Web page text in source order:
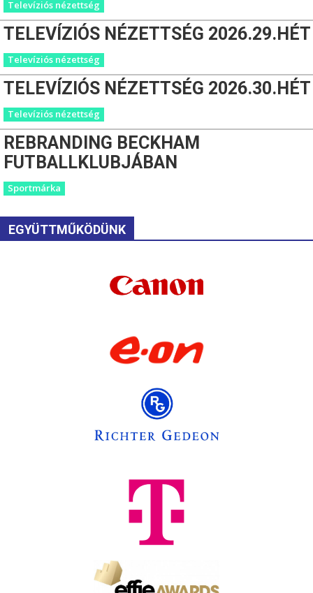
Televíziós nézettség
TELEVÍZIÓS NÉZETTSÉG 2026.29.HÉT
Televíziós nézettség
TELEVÍZIÓS NÉZETTSÉG 2026.30.HÉT
Televíziós nézettség
REBRANDING BECKHAM
FUTBALLKLUBJÁBAN
Sportmárka
EGYÜTTMŰKÖDÜNK